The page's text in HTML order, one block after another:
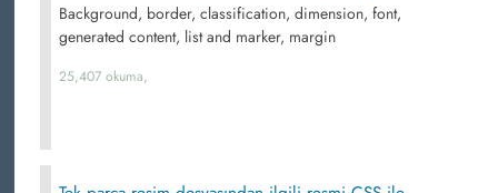
Background, border, classification, dimension, font,
generated content, list and marker, margin
25,407 okuma,